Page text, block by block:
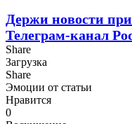
Держи новости
Телеграм-канал
Share
Загрузка
Share
Эмоции от статьи
Нравится
0